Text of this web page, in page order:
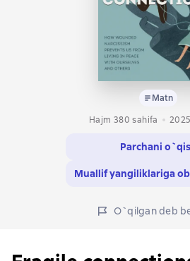
Matn
Hajm 380 sahifa
2025
Parchani
Muallif yangiliklariga
O`qilgan deb